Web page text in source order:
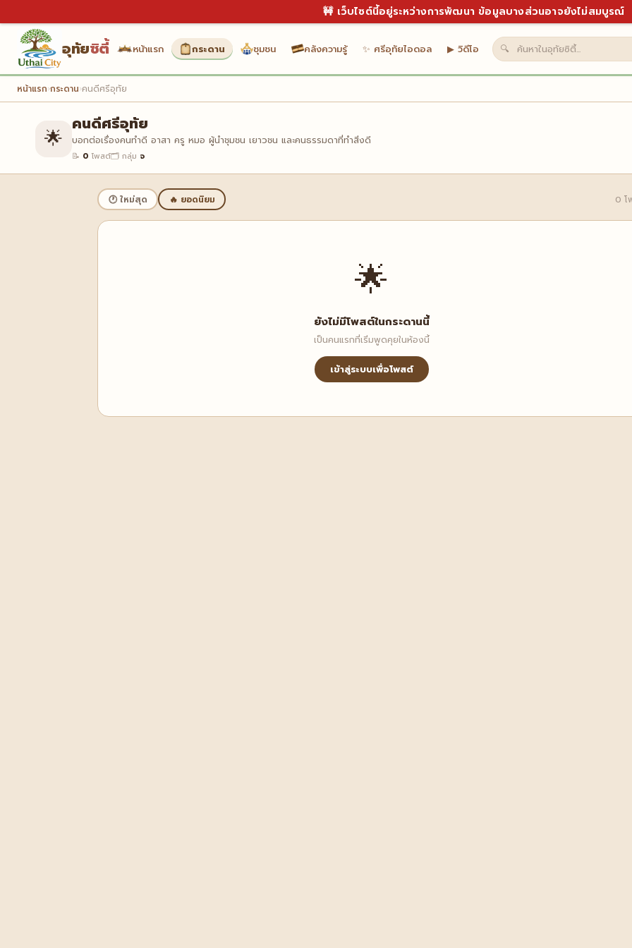
🚧 เว็บไซต์นี้อยู่ระหว่างการพัฒนา ข้อมูลบางส่วนอาจยังไม่สมบูรณ์
อุทัยซิตี้ หน้าแรก กระดาน ชุมชน คลังความรู้ ✨ ศรีอุทัยไอดอล ▶ วิดีโอ 🔍
หน้าแรก›กระดาน›คนดีศรีอุทัย
🌟
คนดีศรีอุทัย
บอกต่อเรื่องคนทำดี อาสา ครู หมอ ผู้นำชุมชน เยาวชน และคนธรรมดาที่ทำสิ่งดี
📝 0 โพสต์🗂️ กลุ่ม จ
🕐 ใหม่สุด 🔥 ยอดนิยม 0 โ
🌟
ยังไม่มีโพสต์ในกระดานนี้
เป็นคนแรกที่เริ่มพูดคุยในห้องนี้
เข้าสู่ระบบเพื่อโพสต์